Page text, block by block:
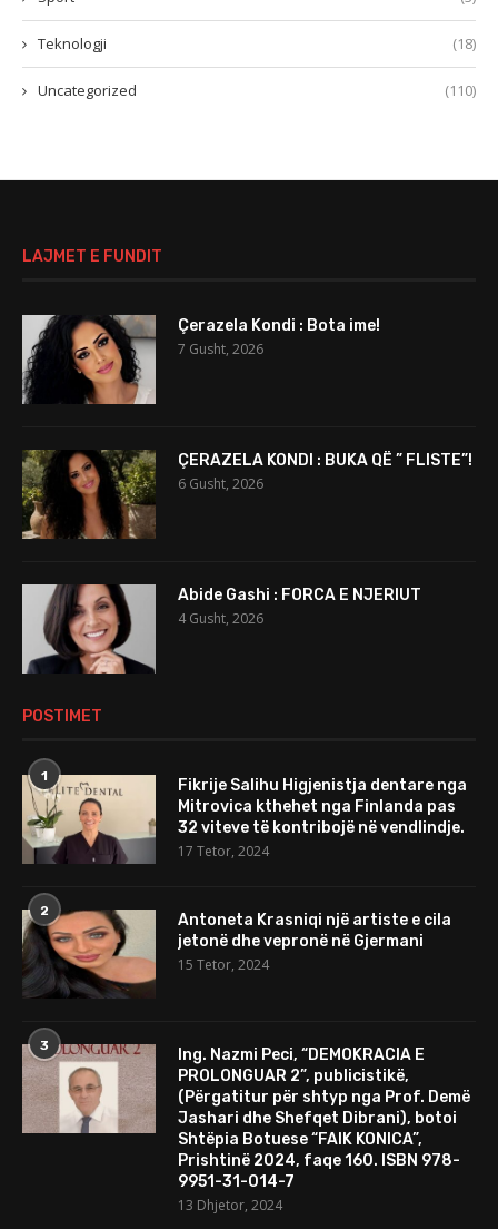
Teknologji (18)
Uncategorized (110)
LAJMET E FUNDIT
Çerazela Kondi : Bota ime!
7 Gusht, 2026
ÇERAZELA KONDI : BUKA QË ” FLISTE”!
6 Gusht, 2026
Abide Gashi : FORCA E NJERIUT
4 Gusht, 2026
POSTIMET
1
Fikrije Salihu Higjenistja dentare nga
Mitrovica kthehet nga Finlanda pas
32 viteve të kontribojë në vendlindje.
17 Tetor, 2024
2
Antoneta Krasniqi një artiste e cila
jetonë dhe vepronë në Gjermani
15 Tetor, 2024
3
Ing. Nazmi Peci, “DEMOKRACIA E
PROLONGUAR 2”, publicistikë,
(Përgatitur për shtyp nga Prof. Demë
Jashari dhe Shefqet Dibrani), botoi
Shtëpia Botuese “FAIK KONICA”,
Prishtinë 2024, faqe 160. ISBN 978-
9951-31-014-7
13 Dhjetor, 2024